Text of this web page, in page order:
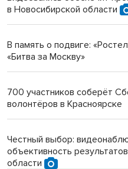
Инвалид получил условный
в Новосибирской области
В память о подвиге:
«Битва за Москву»
700 участников соберёт
волонтёров в Красноярске
Честный выбор:
объективность
области